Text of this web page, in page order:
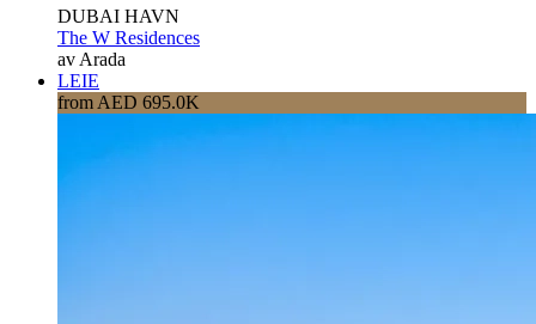
DUBAI HAVN
The W Residences
av Arada
LEIE
from AED 695.0K